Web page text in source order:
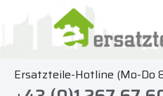
springen
Ersatzteile-Hotline (Mo-Do